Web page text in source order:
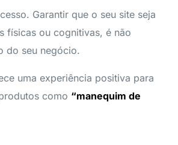
Garantir que o seu site seja
físicas ou cognitivas, é não
do seu negócio.
uma experiência positiva para
como “manequim de